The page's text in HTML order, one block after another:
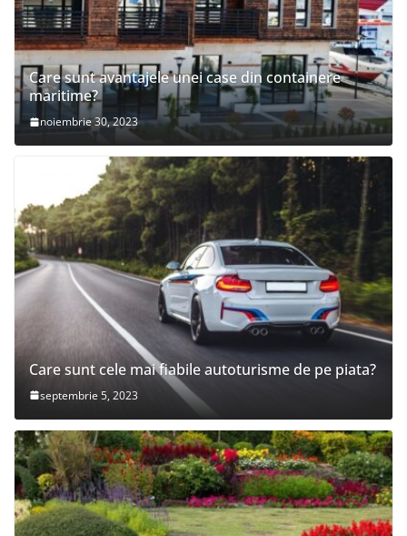
Care sunt avantajele unei case din containere
maritime?
noiembrie 30, 2023
Care sunt cele mai fiabile autoturisme de pe piata?
septembrie 5, 2023